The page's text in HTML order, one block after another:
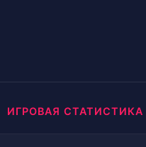
ИГРОВАЯ СТАТИСТИКА